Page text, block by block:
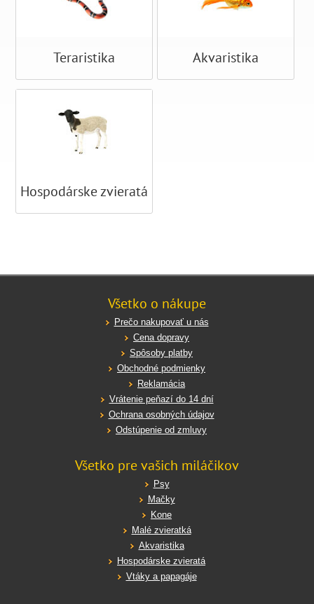
Teraristika Akvaristika
Hospodárske zvieratá
Všetko o nákupe
Prečo nakupovať u nás
Cena dopravy
Spôsoby platby
Obchodné podmienky
Reklamácia
Vrátenie peňazí do 14 dní
Ochrana osobných údajov
Odstúpenie od zmluvy
Všetko pre vašich miláčikov
Psy
Mačky
Kone
Malé zvieratká
Akvaristika
Hospodárske zvieratá
Vtáky a papagáje